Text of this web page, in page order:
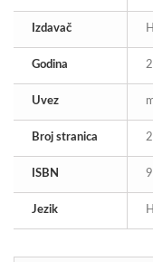
Izdavač
Godina
Uvez
Broj stranica
ISBN
Jezik